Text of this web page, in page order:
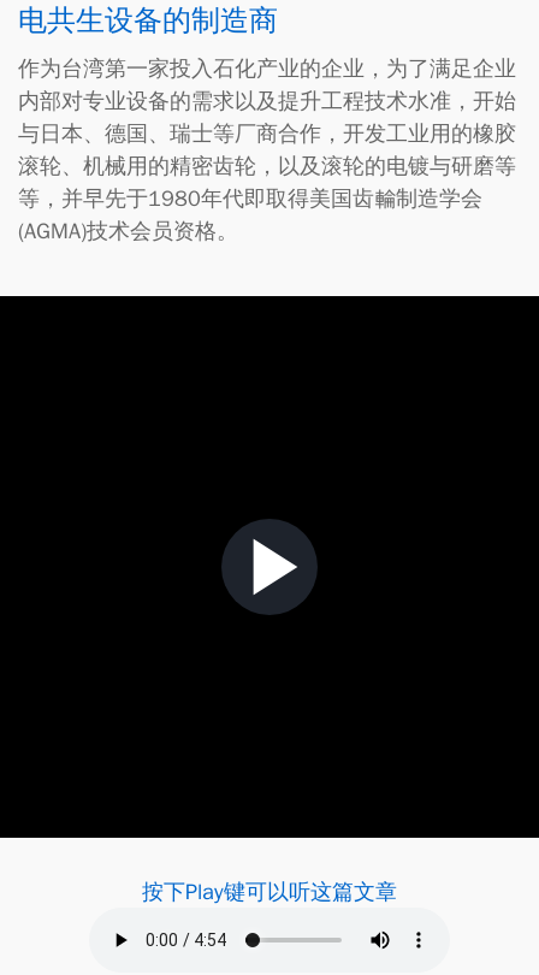
电共生设备的制造商
作为台湾第一家投入石化产业的企业，为了满足企业
内部对专业设备的需求以及提升工程技术水准，开始
与日本、德国、瑞士等厂商合作，开发工业用的橡胶
滚轮、机械用的精密齿轮，以及滚轮的电镀与研磨等
等，并早先于1980年代即取得美国齿輪制造学会
(AGMA)技术会员资格。
按下Play键可以听这篇文章